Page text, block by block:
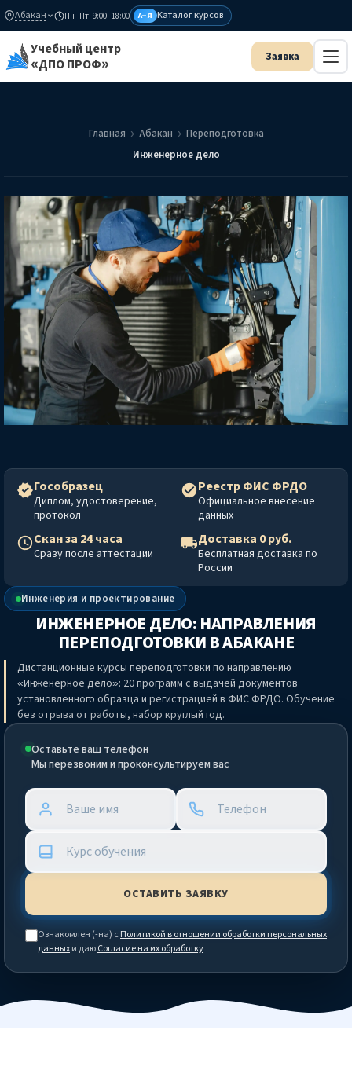
Абакан Пн–Пт: 9:00–18:00 А–Я Каталог курсов
Учебный центр
«ДПО ПРОФ»
Главная Абакан
Переподготовка
Инженерное дело
Инженерия и проектирование
ИНЖЕНЕРНОЕ ДЕЛО: НАПРАВЛЕНИЯ
ПЕРЕПОДГОТОВКИВ АБАКАНЕ
Дистанционные курсы переподготовки по направлению
«Инженерное дело»: 20 программ с выдачей документов
установленного образца и регистрацией в ФИС ФРДО. Обучение
без отрыва от работы, набор круглый год.
Оставьте ваш телефон
Мы перезвоним и проконсультируем вас
Ознакомлен (-на) сПолитикой в отношении обработки персональных
данныхи даюСогласие на их обработку
Гособразец
Диплом, удостоверение,
протокол
Реестр ФИС ФРДО
Официальное внесение
данных
Скан за 24 часа
Сразу после аттестации
Доставка 0 руб.
Бесплатная доставка по
России